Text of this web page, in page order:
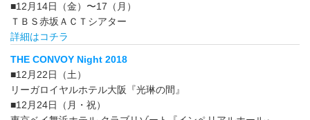
■12月14日（金）〜17（月）
ＴＢＳ赤坂ＡＣＴシアター
詳細はコチラ
THE CONVOY Night 2018
■12月22日（土）
リーガロイヤルホテル大阪『光琳の間』
■12月24日（月・祝）